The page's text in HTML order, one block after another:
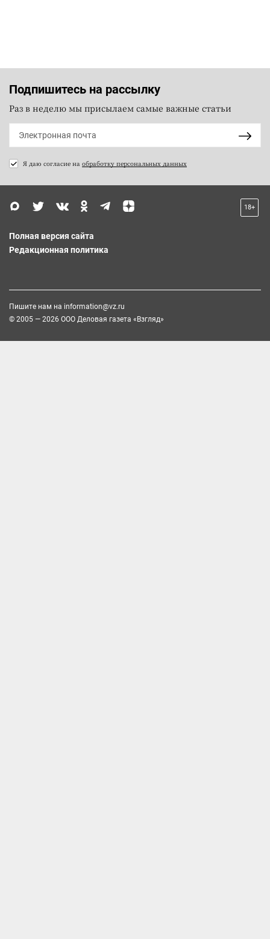
Подпишитесь на рассылку
Раз в неделю мы присылаем самые важные статьи
Я даю согласие на обработку персональных данных
18+
Полная версия сайта
Редакционная политика
Пишите нам на information@vz.ru
© 2005 — 2026 ООО Деловая газета «Взгляд»